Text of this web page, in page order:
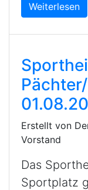
Weiterlesen
Erstellt von
Vorstand
Das
Sportplatz